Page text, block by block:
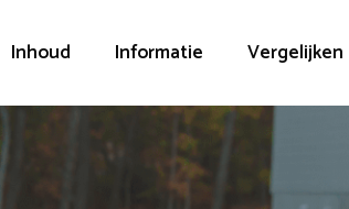
Inhoud Informatie Vergelijken